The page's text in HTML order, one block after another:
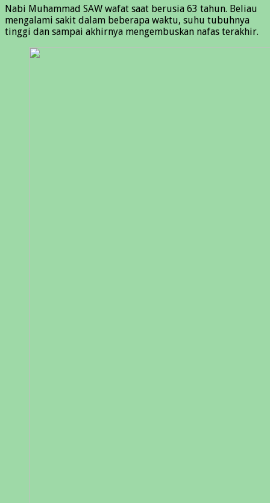
Nabi Muhammad SAW wafat saat berusia 63 tahun. Beliau
mengalami sakit dalam beberapa waktu, suhu tubuhnya
tinggi dan sampai akhirnya mengembuskan nafas terakhir.